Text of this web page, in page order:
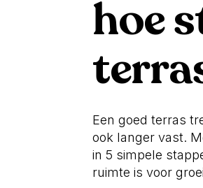
hoe
Een goed terras
ook langer vast.
in 5 simpele
ruimte is voor